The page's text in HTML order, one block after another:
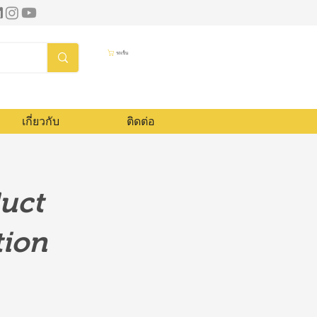
รถเข็น
เกี่ยวกับ ติดต่อ